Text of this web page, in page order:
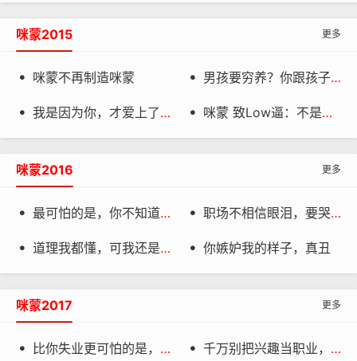
咪蒙2015 更多
 咪蒙不再制造咪蒙  男孩要穷养？你跟孩子多大仇啊
 我是因为你，才爱上了这个世界  咪蒙 致Low逼：不是我太高调，而是你玻璃心
咪蒙2016 更多
 最可怕的是，你不知道自己为什么穷  职场不相信眼泪，要哭回家哭
 道理我都懂，可我还是想要钱  你嫉妒我的样子，真丑
咪蒙2017 更多
 比你失业更可怕的是，你孩子即将失业  千万别把兴趣当职业，因为太特么爽了！